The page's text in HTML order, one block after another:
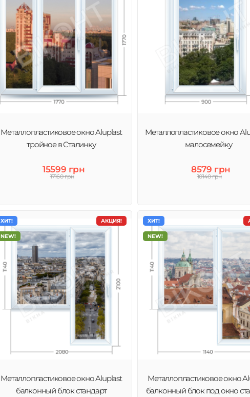
Металлопластиковое окно Aluplast
тройное в Сталинку
15599 грн
17160 грн
Металлопластиковое окно
малосемейку
8579 грн
10140 грн
АКЦИЯ!
ХИТ!
NEW!
Металлопластиковое окно Aluplast
балконный блок стандарт
ХИТ!
NEW!
Металлопластиковое окно
балконный блок под окно